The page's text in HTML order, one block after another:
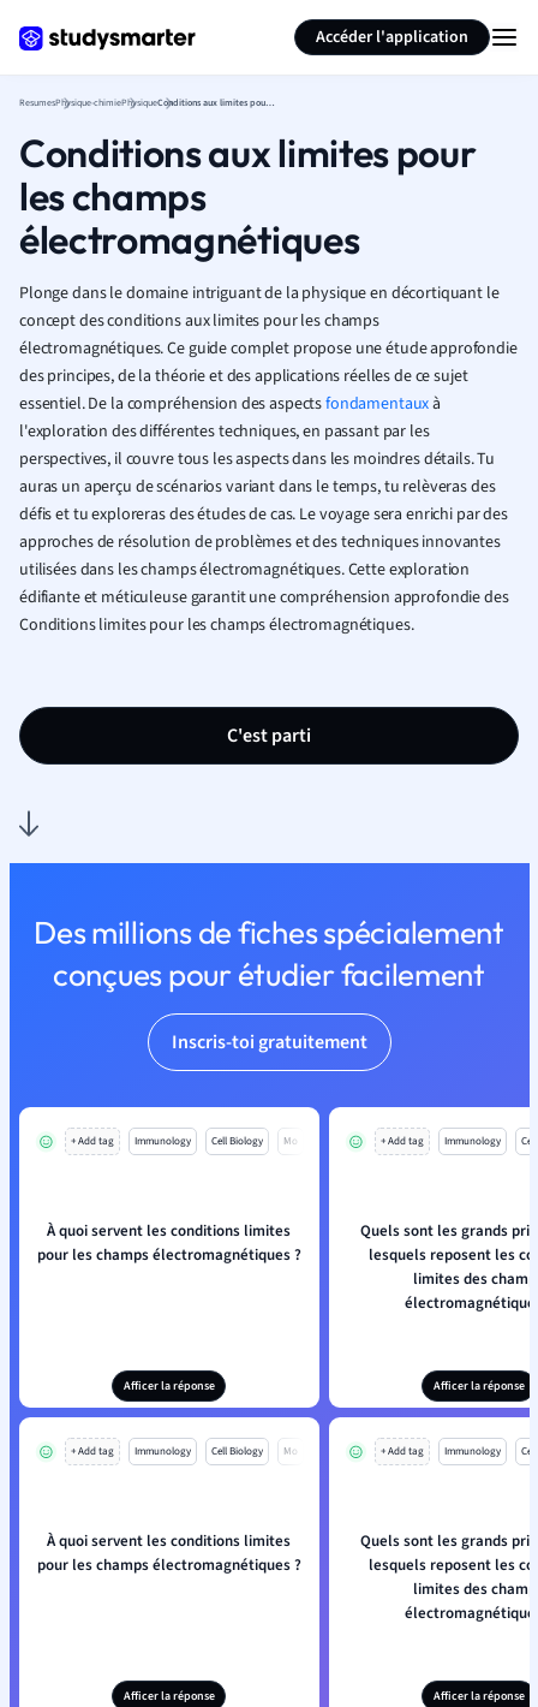
Accéder l'application
ResumesPhysique-chimiePhysique Conditions aux limites pour les champs électromagnétiques
Conditions aux limites pour
les champs
électromagnétiques
Plonge dans le domaine intriguant de la physique en décortiquant le
concept des conditions aux limites pour les champs
électromagnétiques. Ce guide complet propose une étude approfondie
des principes, de la théorie et des applications réelles de ce sujet
essentiel. De la compréhension des aspectsfondamentauxà
l'exploration des différentes techniques, en passant par les
perspectives, il couvre tous les aspects dans les moindres détails. Tu
auras un aperçu de scénarios variant dans le temps, tu relèveras des
défis et tu exploreras des études de cas. Le voyage sera enrichi par des
approches de résolution de problèmes et des techniques innovantes
utilisées dans les champs électromagnétiques. Cette exploration
édifiante et méticuleuse garantit une compréhension approfondie des
Conditions limites pour les champs électromagnétiques.
C'est parti
Des millions de fiches spécialement
conçues pour étudier facilement
Inscris-toi gratuitement
+ Add tag Immunology Cell Biology Mo
À quoi servent les conditions limites
pour les champs électromagnétiques ?
Afficer la réponse
+ Add tag Immunology
Quels sont les grands
lesquels reposent les
limites des
Afficer la réponse
+ Add tag Immunology Cell Biology Mo
À quoi servent les conditions limites
pour les champs électromagnétiques ?
Afficer la réponse
+ Add tag Immunology
Quels sont les grands
lesquels reposent les
limites des
Afficer la réponse
Résumer la page